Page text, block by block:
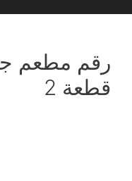
رقم مطعم
قطعة 2